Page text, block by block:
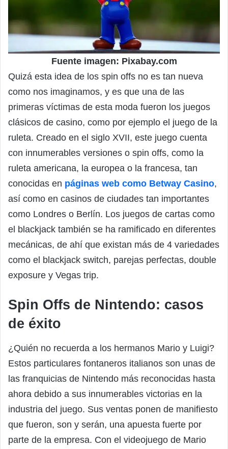
Fuente imagen: Pixabay.com
Quizá esta idea de los spin offs no es tan nueva
como nos imaginamos, y es que una de las
primeras víctimas de esta moda fueron los juegos
clásicos de casino, como por ejemplo el juego de la
ruleta. Creado en el siglo XVII, este juego cuenta
con innumerables versiones o spin offs, como la
ruleta americana, la europea o la francesa, tan
conocidas en páginas web como Betway Casino,
así como en casinos de ciudades tan importantes
como Londres o Berlín. Los juegos de cartas como
el blackjack también se ha ramificado en diferentes
mecánicas, de ahí que existan más de 4 variedades
como el blackjack switch, parejas perfectas, double
exposure y Vegas trip.
Spin Offs de Nintendo: casos
de éxito
¿Quién no recuerda a los hermanos Mario y Luigi?
Estos particulares fontaneros italianos son unas de
las franquicias de Nintendo más reconocidas hasta
ahora debido a sus innumerables victorias en la
industria del juego. Sus ventas ponen de manifiesto
que fueron, son y serán, una apuesta fuerte por
parte de la empresa. Con el videojuego de Mario